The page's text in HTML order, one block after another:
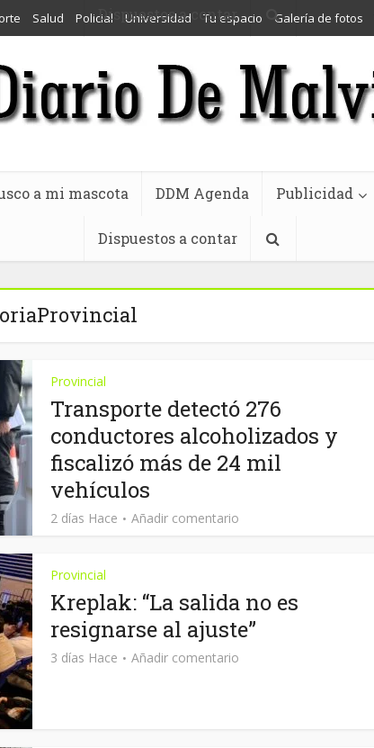
Dispuestos a contar
Salud Policial Universidad Tu espacio Galería de fotos
a mi mascota DDM Agenda Publicidad
Dispuestos a contar
Provincial
Transporte detectó 276
conductores alcoholizados y
fiscalizó más de 24 mil
vehículos
2 días Hace Añadir comentario
Provincial
Kreplak: “La salida no es
resignarse al ajuste”
3 días Hace Añadir comentario